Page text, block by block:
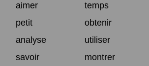
aimer
temps
petit
obtenir
analyse
utiliser
savoir
montrer